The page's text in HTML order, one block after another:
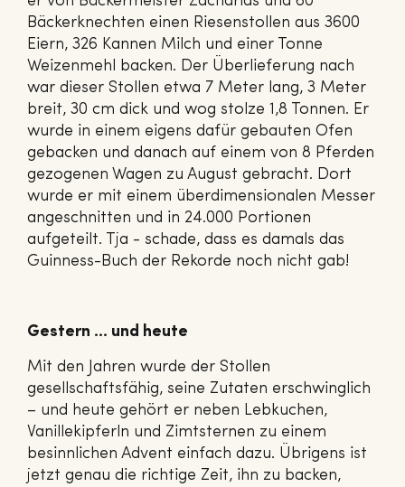
Bäckerknechten einen Riesenstollen aus 3600
Eiern, 326 Kannen Milch und einer Tonne
Weizenmehl backen. Der Überlieferung nach
war dieser Stollen etwa 7 Meter lang, 3 Meter
breit, 30 cm dick und wog stolze 1,8 Tonnen. Er
wurde in einem eigens dafür gebauten Ofen
gebacken und danach auf einem von 8 Pferden
gezogenen Wagen zu August gebracht. Dort
wurde er mit einem überdimensionalen Messer
angeschnitten und in 24.000 Portionen
aufgeteilt. Tja - schade, dass es damals das
Guinness-Buch der Rekorde noch nicht gab!
Gestern … und heute
Mit den Jahren wurde der Stollen
gesellschaftsfähig, seine Zutaten erschwinglich
– und heute gehört er neben Lebkuchen,
Vanillekipferln und Zimtsternen zu einem
besinnlichen Advent einfach dazu. Übrigens ist
jetzt genau die richtige Zeit, ihn zu backen,